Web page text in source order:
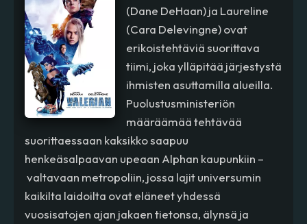
(Dane DeHaan) ja Laureline
(Cara Delevingne) ovat
erikoistehtäviä suorittava
tiimi, joka ylläpitää järjestystä
ihmisten asuttamilla alueilla.
Puolustusministeriön
määräämää tehtävää
suorittaessaan kaksikko saapuu
henkeäsalpaavan upeaan Alphan kaupunkiin –
valtavaan metropoliin, jossa lajit universumin
kaikilta laidoilta ovat eläneet yhdessä
vuosisatojen ajan jakaen tietonsa, älynsä ja